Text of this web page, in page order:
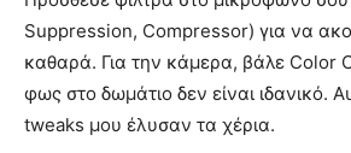
Suppression, Compressor) για να
καθαρά. Για την κάμερα, βάλε Color
φως στο δωμάτιο δεν είναι ιδανικό.
tweaks μου έλυσαν τα χέρια.